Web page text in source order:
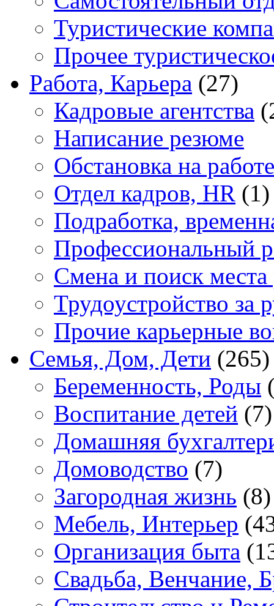
Туристические
Прочее
Работа, Карьера (27)
Кадровые агентства
Написание резюме
Обстановка на работе
Отдел кадров, HR (1)
Подработка,
Профессиональный
Смена и поиск места
Трудоустройство за
Прочие карьерные
Семья, Дом, Дети (265)
Беременность, Роды
Воспитание детей (7)
Домашняя
Домоводство (7)
Загородная жизнь (8)
Мебель, Интерьер
Организация быта
Свадьба, Венчание,